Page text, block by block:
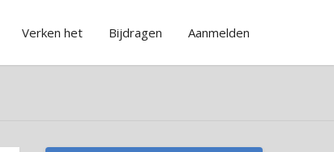
Verken het Bijdragen Aanmelden